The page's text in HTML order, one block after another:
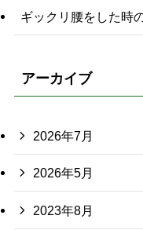
ギックリ腰をした時
アーカイブ
2026年7月
2026年5月
2023年8月